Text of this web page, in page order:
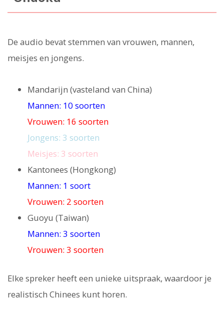
De audio bevat stemmen van vrouwen, mannen,
meisjes en jongens.
Mandarijn (vasteland van China)
Mannen: 10 soorten
Vrouwen: 16 soorten
Jongens: 3 soorten
Meisjes: 3 soorten
Kantonees (Hongkong)
Mannen: 1 soort
Vrouwen: 2 soorten
Guoyu (Taiwan)
Mannen: 3 soorten
Vrouwen: 3 soorten
Elke spreker heeft een unieke uitspraak, waardoor je
realistisch Chinees kunt horen.